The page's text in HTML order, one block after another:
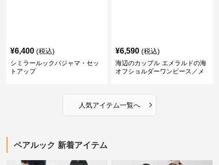
¥6,400 (税込)
シミラールックパジャマ・セッ
トアップ
¥6,590 (税込)
海辺のカップル エメラルドの海
オフショルダーワンピース／メ
人気アイテム一覧へ ›
ペアルック 新着アイテム